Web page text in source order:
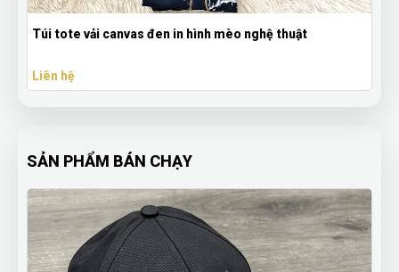
Túi tote vải canvas đen in hình mèo nghệ thuật
Liên hệ
SẢN PHẨM BÁN CHẠY